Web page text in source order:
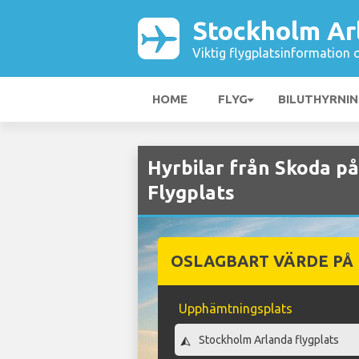
Stockholm
Viktig flygplatsinformation
HOME FLYG
Hyrbilar från Skoda
Flygplats
OSLAGBART VÄRDE
Upphämtningsplats